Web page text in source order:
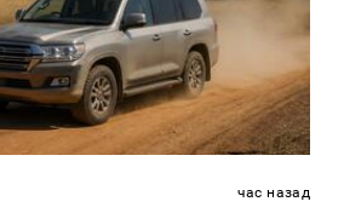
час назад